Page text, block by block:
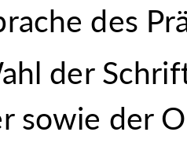
des
der
sowie der